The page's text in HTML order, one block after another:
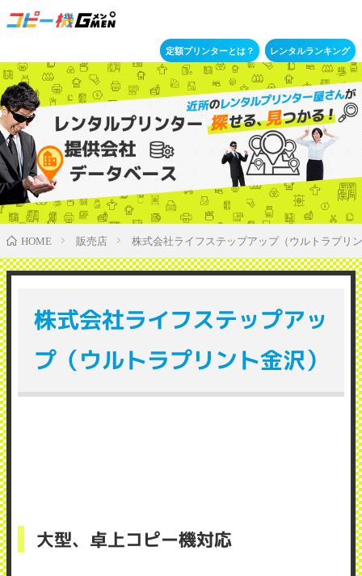
定額プリンターとは？ レンタルランキング
HOME 販売店 株式会社ライフステップアップ（ウルトラプリ
株式会社ライフステップアッ
プ（ウルトラプリント金沢）
大型、卓上コピー機対応